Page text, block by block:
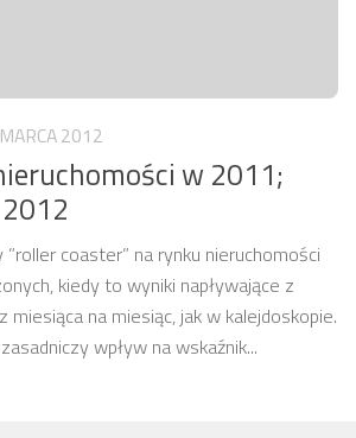
2012
w 2011;
coaster” na rynku nieruchomości
kiedy to wyniki napływające z
miesiąca na miesiąc, jak w kalejdoskopie.
wpływ na wskaźnik...